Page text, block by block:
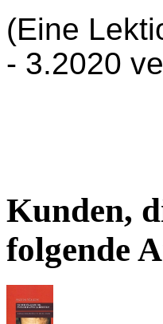
(Eine
- 3.2020
Kunden,
folgende